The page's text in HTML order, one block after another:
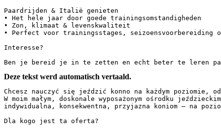
Paardrijden & Italië genieten
• Het hele jaar door goede trainingsomstandigheden
• Zon, klimaat & levenskwaliteit
• Perfect voor trainingsstages,
Interesse?
Ben je bereid je in te zetten en echt beter te leren
Deze tekst werd automatisch vertaald.
Chcesz nauczyć się jeździć konno na każdym poziomie,
W moim małym, doskonale wyposażonym ośrodku
indywidualna, konsekwentna, przyjazna koniom – na
Dla kogo jest ta oferta?